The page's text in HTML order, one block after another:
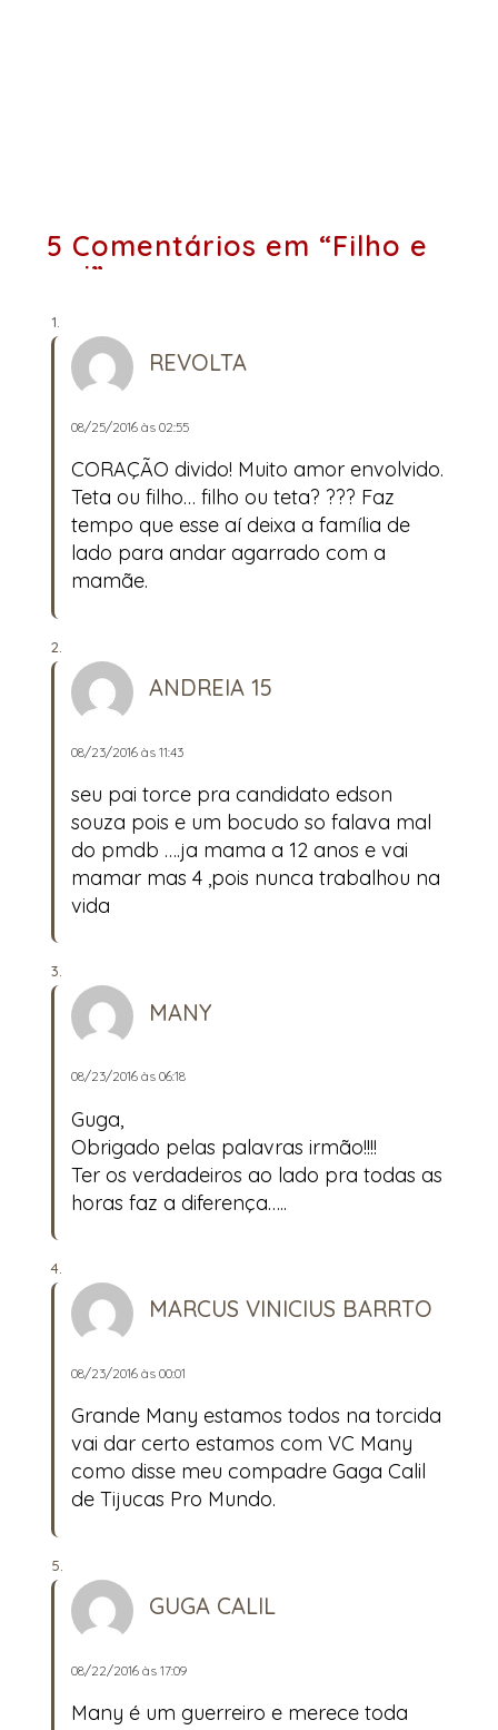
5 Comentários em “Filho e
pai”
REVOLTA
08/25/2016 às 02:55
CORAÇÃO divido! Muito amor envolvido.
Teta ou filho… filho ou teta? ??? Faz
tempo que esse aí deixa a família de
lado para andar agarrado com a
mamãe.
ANDREIA 15
08/23/2016 às 11:43
seu pai torce pra candidato edson
souza pois e um bocudo so falava mal
do pmdb ….ja mama a 12 anos e vai
mamar mas 4 ,pois nunca trabalhou na
vida
MANY
08/23/2016 às 06:18
Guga,
Obrigado pelas palavras irmão!!!!
Ter os verdadeiros ao lado pra todas as
horas faz a diferença…..
MARCUS VINICIUS BARRTO
08/23/2016 às 00:01
Grande Many estamos todos na torcida
vai dar certo estamos com VC Many
como disse meu compadre Gaga Calil
de Tijucas Pro Mundo.
GUGA CALIL
08/22/2016 às 17:09
Many é um guerreiro e merece toda